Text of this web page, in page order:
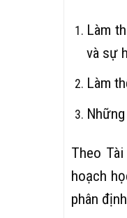
Làm
và sự
Làm
Theo
hoạch
phân